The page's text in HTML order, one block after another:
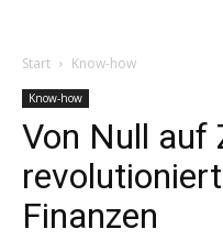
Start Know-how
Know-how
Von Null auf
Finanzen